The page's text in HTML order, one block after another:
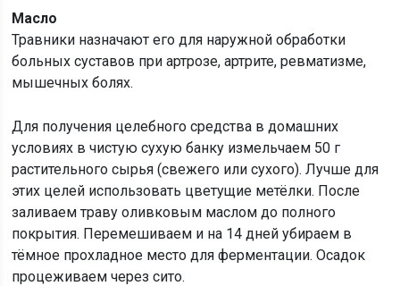
Масло
Травники назначают его для наружной обработки
больных суставов при артрозе, артрите, ревматизме,
мышечных болях.
Для получения целебного средства в домашних
условиях в чистую сухую банку измельчаем 50 г
растительного сырья (свежего или сухого). Лучше для
этих целей использовать цветущие метёлки. После
заливаем траву оливковым маслом до полного
покрытия. Перемешиваем и на 14 дней убираем в
тёмное прохладное место для ферментации. Осадок
процеживаем через сито.